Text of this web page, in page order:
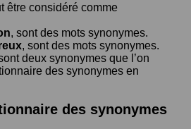
être considéré comme
, sont des mots synonymes.
, sont des mots synonymes.
deux synonymes que l’on
des synonymes en
des synonymes